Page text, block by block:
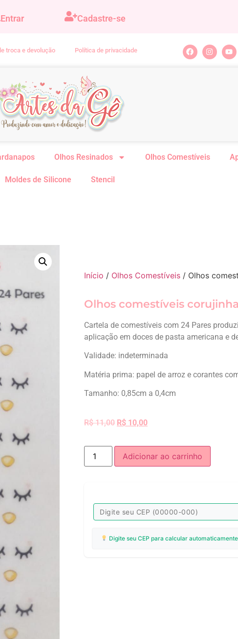
Entrar Cadastre-se
troca e devolução Política de privacidade
Olhos Resinados Olhos Comestíveis
Moldes de Silicone Stencil
Início / Olhos Comestíveis / Olhos
Olhos comestíveis corujinha
Cartela de comestíveis com 24 Pares
aplicação em doces de pasta americana e
Validade: indeterminada
Matéria prima: papel de arroz e corantes
Tamanho: 0,85cm a 0,4cm
R$11,00 R$ 10,00
Adicionar ao carrinho
Digite seu CEP para calcular